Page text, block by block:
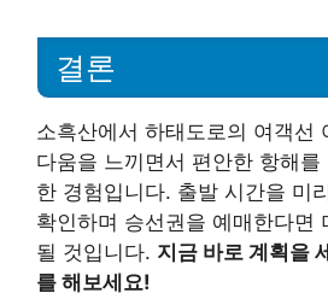
결론
소흑산에서 하태도로의 여객선
다움을 느끼면서 편안한 항해를
한 경험입니다. 출발 시간을 미
확인하며 승선권을 예매한다면
될 것입니다. 지금 바로 계획을
를 해보세요!